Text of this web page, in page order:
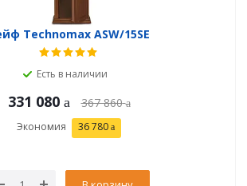
Technomax ASW/15SE
Есть в наличии
331 080 367 860
Экономия 36 780